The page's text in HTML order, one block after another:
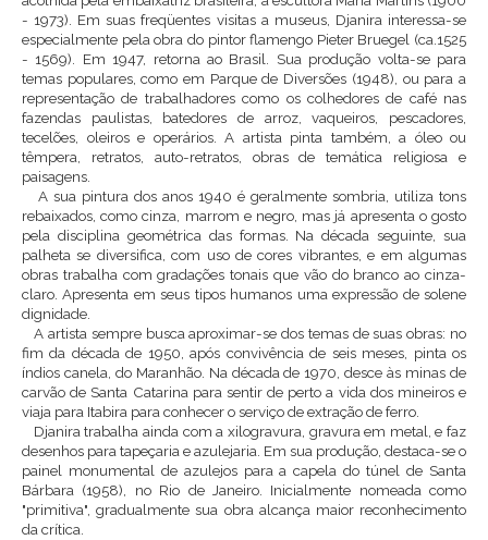
- 1973). Em suas freqüentes visitas a museus, Djanira interessa-se
especialmente pela obra do pintor flamengo Pieter Bruegel (ca.1525
- 1569). Em 1947, retorna ao Brasil. Sua produção volta-se para
temas populares, como em Parque de Diversões (1948), ou para a
representação de trabalhadores como os colhedores de café nas
fazendas paulistas, batedores de arroz, vaqueiros, pescadores,
tecelões, oleiros e operários. A artista pinta também, a óleo ou
têmpera, retratos, auto-retratos, obras de temática religiosa e
paisagens.
A sua pintura dos anos 1940 é geralmente sombria, utiliza tons
rebaixados, como cinza, marrom e negro, mas já apresenta o gosto
pela disciplina geométrica das formas. Na década seguinte, sua
palheta se diversifica, com uso de cores vibrantes, e em algumas
obras trabalha com gradações tonais que vão do branco ao cinza-
claro. Apresenta em seus tipos humanos uma expressão de solene
dignidade.
A artista sempre busca aproximar-se dos temas de suas obras: no
fim da década de 1950, após convivência de seis meses, pinta os
índios canela, do Maranhão. Na década de 1970, desce às minas de
carvão de Santa Catarina para sentir de perto a vida dos mineiros e
viaja para Itabira para conhecer o serviço de extração de ferro.
Djanira trabalha ainda com a xilogravura, gravura em metal, e faz
desenhos para tapeçaria e azulejaria. Em sua produção, destaca-se o
painel monumental de azulejos para a capela do túnel de Santa
Bárbara (1958), no Rio de Janeiro. Inicialmente nomeada como
"primitiva", gradualmente sua obra alcança maior reconhecimento
da crítica.